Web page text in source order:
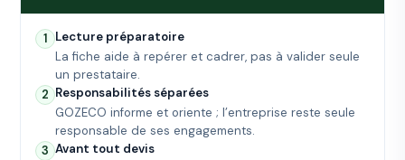
1 Lecture préparatoire
La fiche aide à repérer et cadrer, pas à valider seule
un prestataire.
2 Responsabilités séparées
GOZECO informe et oriente ; l’entreprise reste seule
responsable de ses engagements.
3 Avant tout devis